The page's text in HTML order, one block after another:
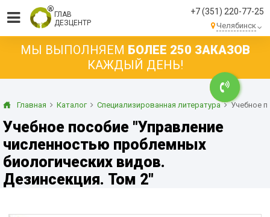
ГЛАВ
ДЕЗЦЕНТР
+7 (351) 220-77-25
Челябинск
МЫ ВЫПОЛНЯЕМ БОЛЕЕ 250 ЗАКАЗОВ
КАЖДЫЙ ДЕНЬ!
Главная Каталог Специализированная литература Учебное
Учебное пособие "Управление
численностью проблемных
биологических видов.
Дезинсекция. Том 2"